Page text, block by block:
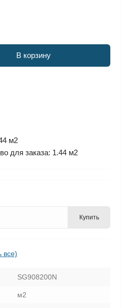
В корзину
м2
для заказа: 1.44 м2
Купить
все)
SG908200N
м2